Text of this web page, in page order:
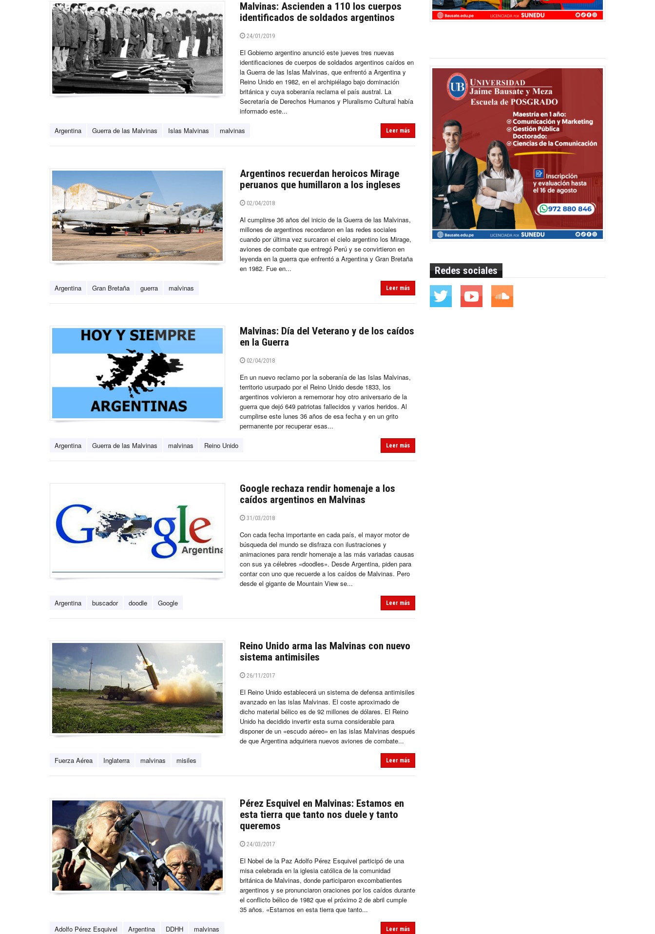
Malvinas: Ascienden a 110 los cuerpos
identificados de soldados argentinos
24/01/2019
El Gobierno argentino anunció este jueves tres nuevas
identificaciones de cuerpos de soldados argentinos caídos en
la Guerra de las Islas Malvinas, que enfrentó a Argentina y
Reino Unido en 1982, en el archipiélago bajo dominación
británica y cuya soberanía reclama el país austral. La
Secretaría de Derechos Humanos y Pluralismo Cultural había
informado este...
Argentina Guerra de las Malvinas Islas Malvinas malvinas Leer más
Argentinos recuerdan heroicos Mirage
peruanos que humillaron a los ingleses
02/04/2018
Al cumplirse 36 años del inicio de la Guerra de las Malvinas,
millones de argentinos recordaron en las redes sociales
cuando por última vez surcaron el cielo argentino los Mirage,
aviones de combate que entregó Perú y se convirtieron en
leyenda en la guerra que enfrentó a Argentina y Gran Bretaña
en 1982. Fue en...
Argentina Gran Bretaña guerra malvinas Leer más
Malvinas: Día del Veterano y de los caídos
en la Guerra
02/04/2018
En un nuevo reclamo por la soberanía de las Islas Malvinas,
territorio usurpado por el Reino Unido desde 1833, los
argentinos volvieron a rememorar hoy otro aniversario de la
guerra que dejó 649 patriotas fallecidos y varios heridos. Al
cumplirse este lunes 36 años de esa fecha y en un grito
permanente por recuperar esas...
Argentina Guerra de las Malvinas malvinas Reino Unido Leer más
Google rechaza rendir homenaje a los
caídos argentinos en Malvinas
31/03/2018
Con cada fecha importante en cada país, el mayor motor de
búsqueda del mundo se disfraza con ilustraciones y
animaciones para rendir homenaje a las más variadas causas
con sus ya célebres «doodles». Desde Argentina, piden para
contar con uno que recuerde a los caídos de Malvinas. Pero
desde el gigante de Mountain View se...
Argentina buscador doodle Google Leer más
Reino Unido arma las Malvinas con nuevo
sistema antimisiles
26/11/2017
El Reino Unido establecerá un sistema de defensa antimisiles
avanzado en las islas Malvinas. El coste aproximado de
dicho material bélico es de 92 millones de dólares. El Reino
Unido ha decidido invertir esta suma considerable para
disponer de un «escudo aéreo» en las islas Malvinas después
de que Argentina adquiriera nuevos aviones de combate...
Fuerza Aérea Inglaterra malvinas misiles Leer más
Pérez Esquivel en Malvinas: Estamos en
esta tierra que tanto nos duele y tanto
queremos
24/03/2017
El Nobel de la Paz Adolfo Pérez Esquivel participó de una
misa celebrada en la iglesia católica de la comunidad
británica de Malvinas, donde participaron excombatientes
argentinos y se pronunciaron oraciones por los caídos durante
el conflicto bélico de 1982 que el próximo 2 de abril cumple
35 años. «Estamos en esta tierra que tanto...
Adolfo Pérez Esquivel Argentina DDHH malvinas Leer más
Redes sociales